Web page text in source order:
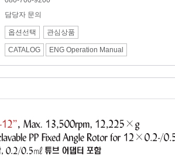
담당자 문의
옵션선택
관심상품
CATALOG ENG Operation Manual